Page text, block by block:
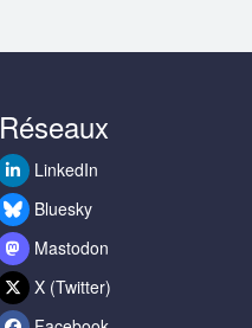
Réseaux
LinkedIn
Bluesky
Mastodon
X (Twitter)